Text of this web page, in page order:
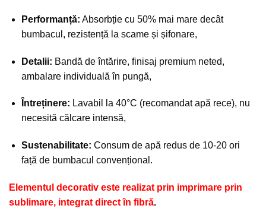
Performanță: Absorbție cu 50% mai mare decât
bumbacul, rezistență la scame și șifonare,
Detalii: Bandă de întărire, finisaj premium neted,
ambalare individuală în pungă,
Întreținere: Lavabil la 40°C (recomandat apă rece), nu
necesită călcare intensă,
Sustenabilitate: Consum de apă redus de 10-20 ori
față de bumbacul convențional.
Elementul decorativ este realizat prin imprimare prin
sublimare, integrat direct în fibră.